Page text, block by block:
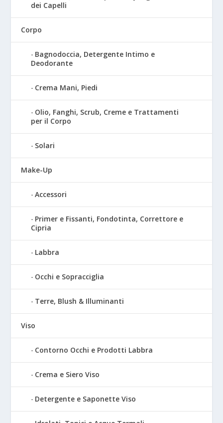
dei Capelli
Corpo
Bagnodoccia, Detergente Intimo e
Deodorante
Crema Mani, Piedi
Olio, Fanghi, Scrub, Creme e Trattamenti
per il Corpo
Solari
Make-Up
Accessori
Primer e Fissanti, Fondotinta, Correttore e
Cipria
Labbra
Occhi e Sopracciglia
Terre, Blush & Illuminanti
Viso
Contorno Occhi e Prodotti Labbra
Crema e Siero Viso
Detergente e Saponette Viso